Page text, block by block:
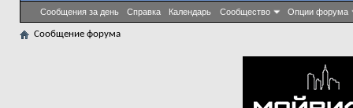
Сообщения за день Справка Календарь Сообщество Опции форума
Сообщение форума